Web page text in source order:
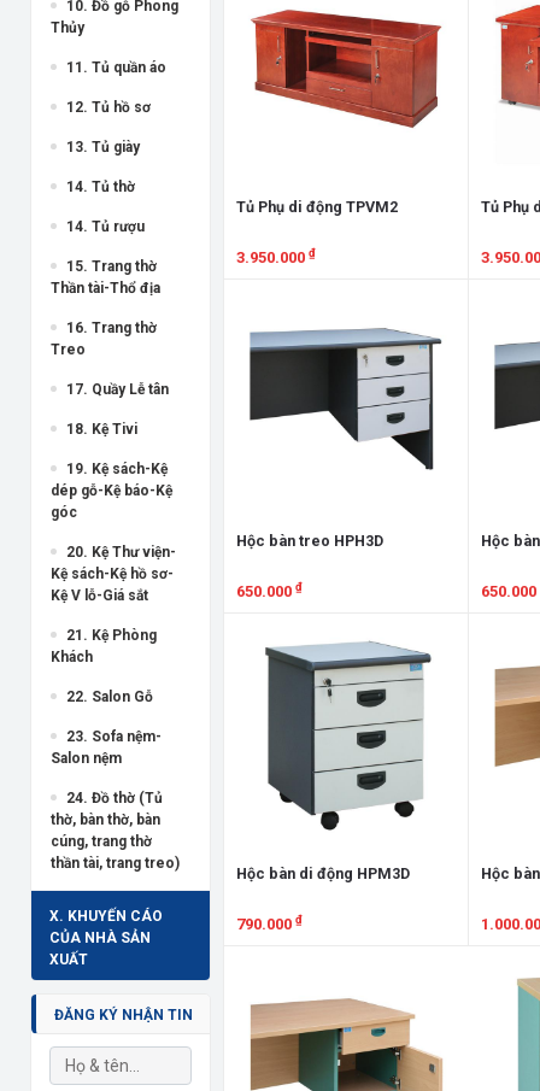
10. Đồ gỗ Phong
Thủy
11. Tủ quần áo
12. Tủ hồ sơ
13. Tủ giày
14. Tủ thờ
14. Tủ rượu
15. Trang thờ
Thần tài-Thổ địa
16. Trang thờ
Treo
17. Quầy Lễ tân
18. Kệ Tivi
19. Kệ sách-Kệ
dép gỗ-Kệ báo-Kệ
góc
20. Kệ Thư viện-
Kệ sách-Kệ hồ sơ-
Kệ V lỗ-Giá sắt
21. Kệ Phòng
Khách
22. Salon Gỗ
23. Sofa nệm-
Salon nệm
24. Đồ thờ (Tủ
thờ, bàn thờ, bàn
cúng, trang thờ
thần tài, trang treo)
X. KHUYẾN CÁO
CỦA NHÀ SẢN
XUẤT
ĐĂNG KÝ NHẬN TIN
Tủ Phụ di động TPVM2
3.950.000 ₫
Tủ Phụ
Hộc bàn treo HPH3D
650.000 ₫
Hộc
650.000
Hộc bàn di động HPM3D
790.000 ₫
Hộc